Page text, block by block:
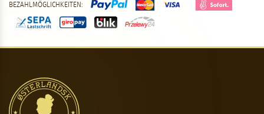
BEZAHLMÖGLICHKEITEN: